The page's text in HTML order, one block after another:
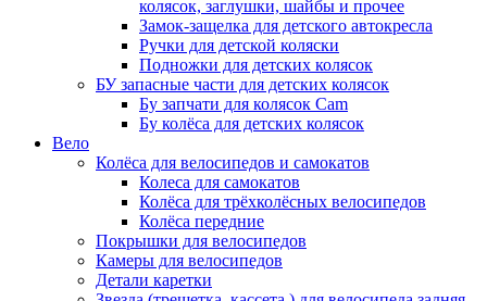
колясок, заглушки, шайбы и прочее
Замок-защелка для детского автокресла
Ручки для детской коляски
Подножки для детских колясок
БУ запасные части для детских колясок
Бу запчати для колясок Cam
Бу колёса для детских колясок
Вело
Колёса для велосипедов и самокатов
Колеса для самокатов
Колёса для трёхколёсных велосипедов
Колёса передние
Покрышки для велосипедов
Камеры для велосипедов
Детали каретки